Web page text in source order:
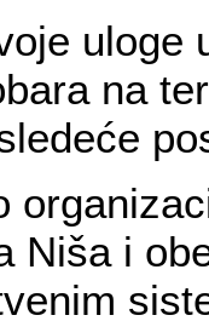
uloge
na
Niša i